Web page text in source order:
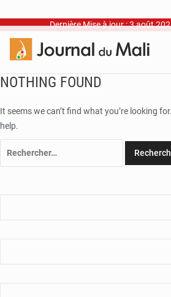
Dernière Mise à jour : 3 août
NOTHING FOUND
It seems we can’t find what you’re looking
help.